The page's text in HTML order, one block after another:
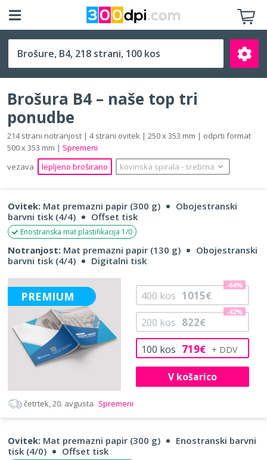
B4 (250 x 353 mm)
Išči
Brošura B4 – naše top tri
ponudbe
214 strani notranjost | 4 strani ovitek | 250 x 353 mm | odprti format
500 x 353 mm | Spremeni
vezava
lepljeno broširano kovinska spirala ‐ srebrna
Ovitek: Mat premazni papir (300 g)
Obojestranski
barvni tisk (4/4)
Offset tisk
Enostranska mat plastifikacija 1/0
Notranjost: Mat premazni papir (130 g)
Obojestranski
barvni tisk (4/4)
Digitalni tisk
PREMIUM
100 kos 719€
200 kos 822€
-42%
400 kos 1015€
-64%
V košarico
četrtek, 20. avgusta Spremeni
Ovitek: Mat premazni papir (300 g)
Enostranski barvni
tisk (4/0)
Offset tisk